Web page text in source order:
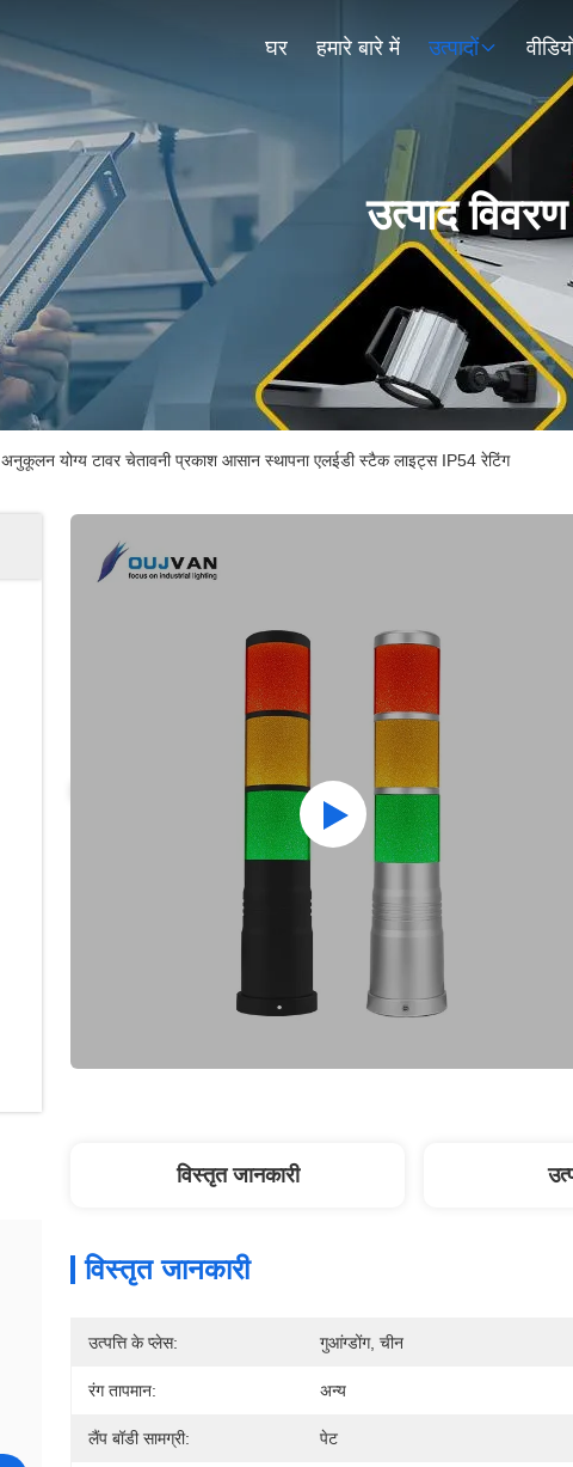
घर हमारे बारे में उत्पादों
उत्पाद विवरण
अनुकूलन योग्य टावर चेतावनी प्रकाश आसान स्थापना एलईडी स्टैक लाइट्स IP54 रेटिंग
विस्तृत जानकारी
विस्तृत जानकारी
उत्पत्ति के प्लेस: गुआंग्डोंग, चीन
रंग तापमान: अन्य
लैंप बॉडी सामग्री: पेट